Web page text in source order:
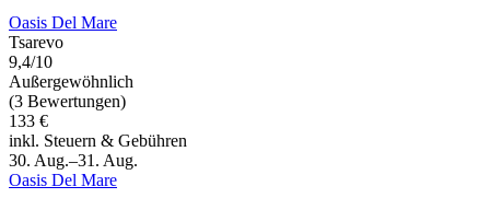
Oasis Del Mare
Tsarevo
9,4/10
Außergewöhnlich
(3 Bewertungen)
133 €
inkl. Steuern & Gebühren
30. Aug.–31. Aug.
Oasis Del Mare